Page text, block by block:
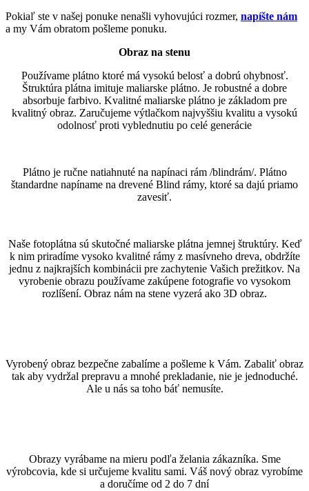
Pokiaľ ste v našej ponuke nenašli vyhovujúci rozmer, napíšte nám
a my Vám obratom pošleme ponuku.
Obraz na stenu
Používame plátno ktoré má vysokú belosť a dobrú ohybnosť.
Štruktúra plátna imituje maliarske plátno. Je robustné a dobre
absorbuje farbivo. Kvalitné maliarske plátno je základom pre
kvalitný obraz. Zaručujeme výtlačkom najvyššiu kvalitu a vysokú
odolnosť proti vyblednutiu po celé generácie
Plátno je ručne natiahnuté na napínaci rám /blindrám/. Plátno
štandardne napíname na drevené Blind rámy, ktoré sa dajú priamo
zavesiť.
Naše fotoplátna sú skutočné maliarske plátna jemnej štruktúry. Keď
k nim priradíme vysoko kvalitné rámy z masívneho dreva, obdržíte
jednu z najkrajších kombinácii pre zachytenie Vašich prežitkov. Na
vyrobenie obrazu používame zakúpene fotografie vo vysokom
rozlíšení. Obraz nám na stene vyzerá ako 3D obraz.
Vyrobený obraz bezpečne zabalíme a pošleme k Vám. Zabaliť obraz
tak aby vydržal prepravu a mnohé prekladanie, nie je jednoduché.
Ale u nás sa toho báť nemusíte.
Obrazy vyrábame na mieru podľa želania zákazníka. Sme
výrobcovia, kde si určujeme kvalitu sami. Váš nový obraz vyrobíme
a doručíme od 2 do 7 dní